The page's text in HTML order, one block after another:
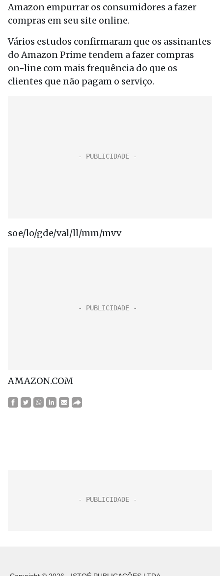
Amazon empurrar os consumidores a fazer
compras em seu site online.
Vários estudos confirmaram que os assinantes
do Amazon Prime tendem a fazer compras
on-line com mais frequência do que os
clientes que não pagam o serviço.
soe/lo/gde/val/ll/mm/mvv
AMAZON.COM